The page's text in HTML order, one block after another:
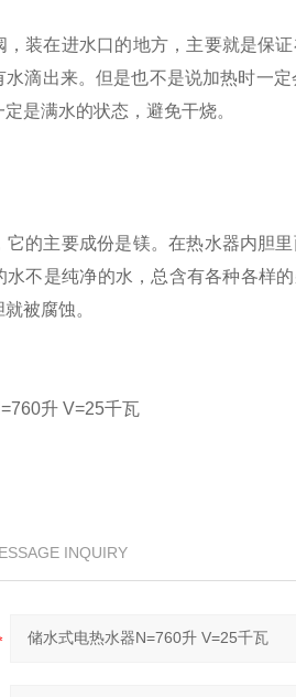
，装在进水口的地方，主要就是保
滴出来。但是也不是说加热时一
是满水的状态，避免干烧。
它的主要成份是镁。在热水器内胆
水不是纯净的水，总含有各种各样
被腐蚀。
升 V=25千瓦
INQUIRY